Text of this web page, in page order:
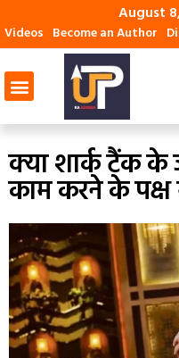
August
Videos Become an Author
क्या शार्क टैंक
काम करने के पक्ष